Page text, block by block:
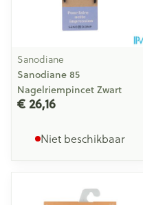
Sanodiane
Sanodiane 85
Nagelriempincet Zwart
€ 26,16
Niet beschikbaar